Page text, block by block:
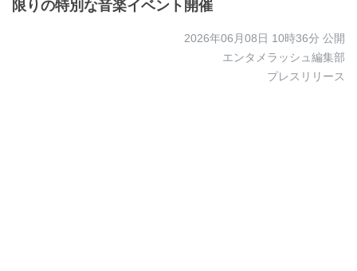
限りの特別な音楽イベント開催
2026年06月08日 10時36分 公開
エンタメラッシュ編集部
プレスリリース